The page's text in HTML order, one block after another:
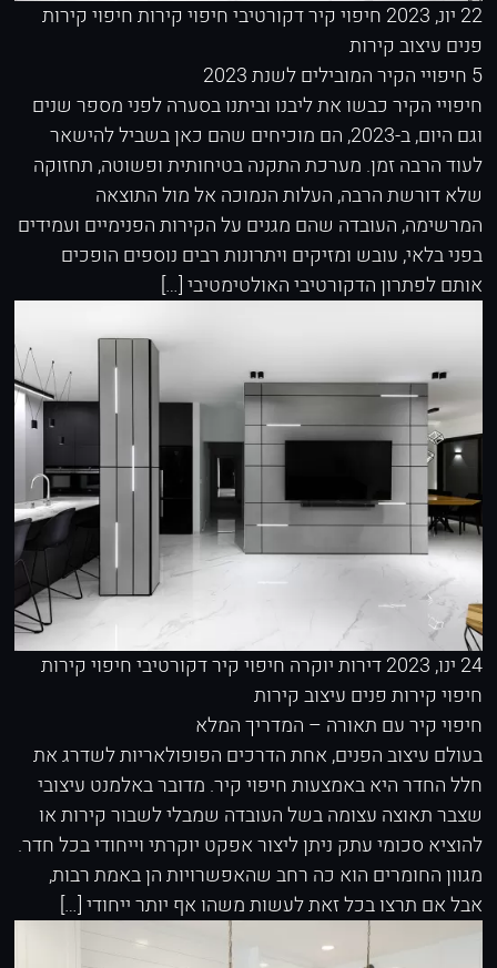
22 יונ, 2023 חיפוי קיר דקורטיביחיפוי קירותחיפוי קירות
פנים עיצוב קירות
5 חיפויי הקיר המובילים לשנת 2023
חיפויי הקיר כבשו את ליבנו וביתנו בסערה לפני מספר שנים
וגם היום, ב-2023, הם מוכיחים שהם כאן בשביל להישאר
לעוד הרבה זמן. מערכת התקנה בטיחותית ופשוטה, תחזוקה
שלא דורשת הרבה, העלות הנמוכה אל מול התוצאה
המרשימה, העובדה שהם מגנים על הקירות הפנימיים ועמידים
בפני בלאי, עובש ומזיקים ויתרונות רבים נוספים הופכים
אותם לפתרון הדקורטיבי האולטימטיבי […]
24 ינו, 2023 דירות יוקרה חיפוי קיר דקורטיביחיפוי קירות
חיפוי קירות פנים עיצוב קירות
חיפוי קיר עם תאורה – המדריך המלא
בעולם עיצוב הפנים, אחת הדרכים הפופולאריות לשדרג את
חלל החדר היא באמצעות חיפוי קיר. מדובר באלמנט עיצובי
שצבר תאוצה עצומה בשל העובדה שמבלי לשבור קירות או
להוציא סכומי עתק ניתן ליצור אפקט יוקרתי וייחודי בכל חדר.
מגוון החומרים הוא כה רחב שהאפשרויות הן באמת רבות,
אבל אם תרצו בכל זאת לעשות משהו אף יותר ייחודי […]